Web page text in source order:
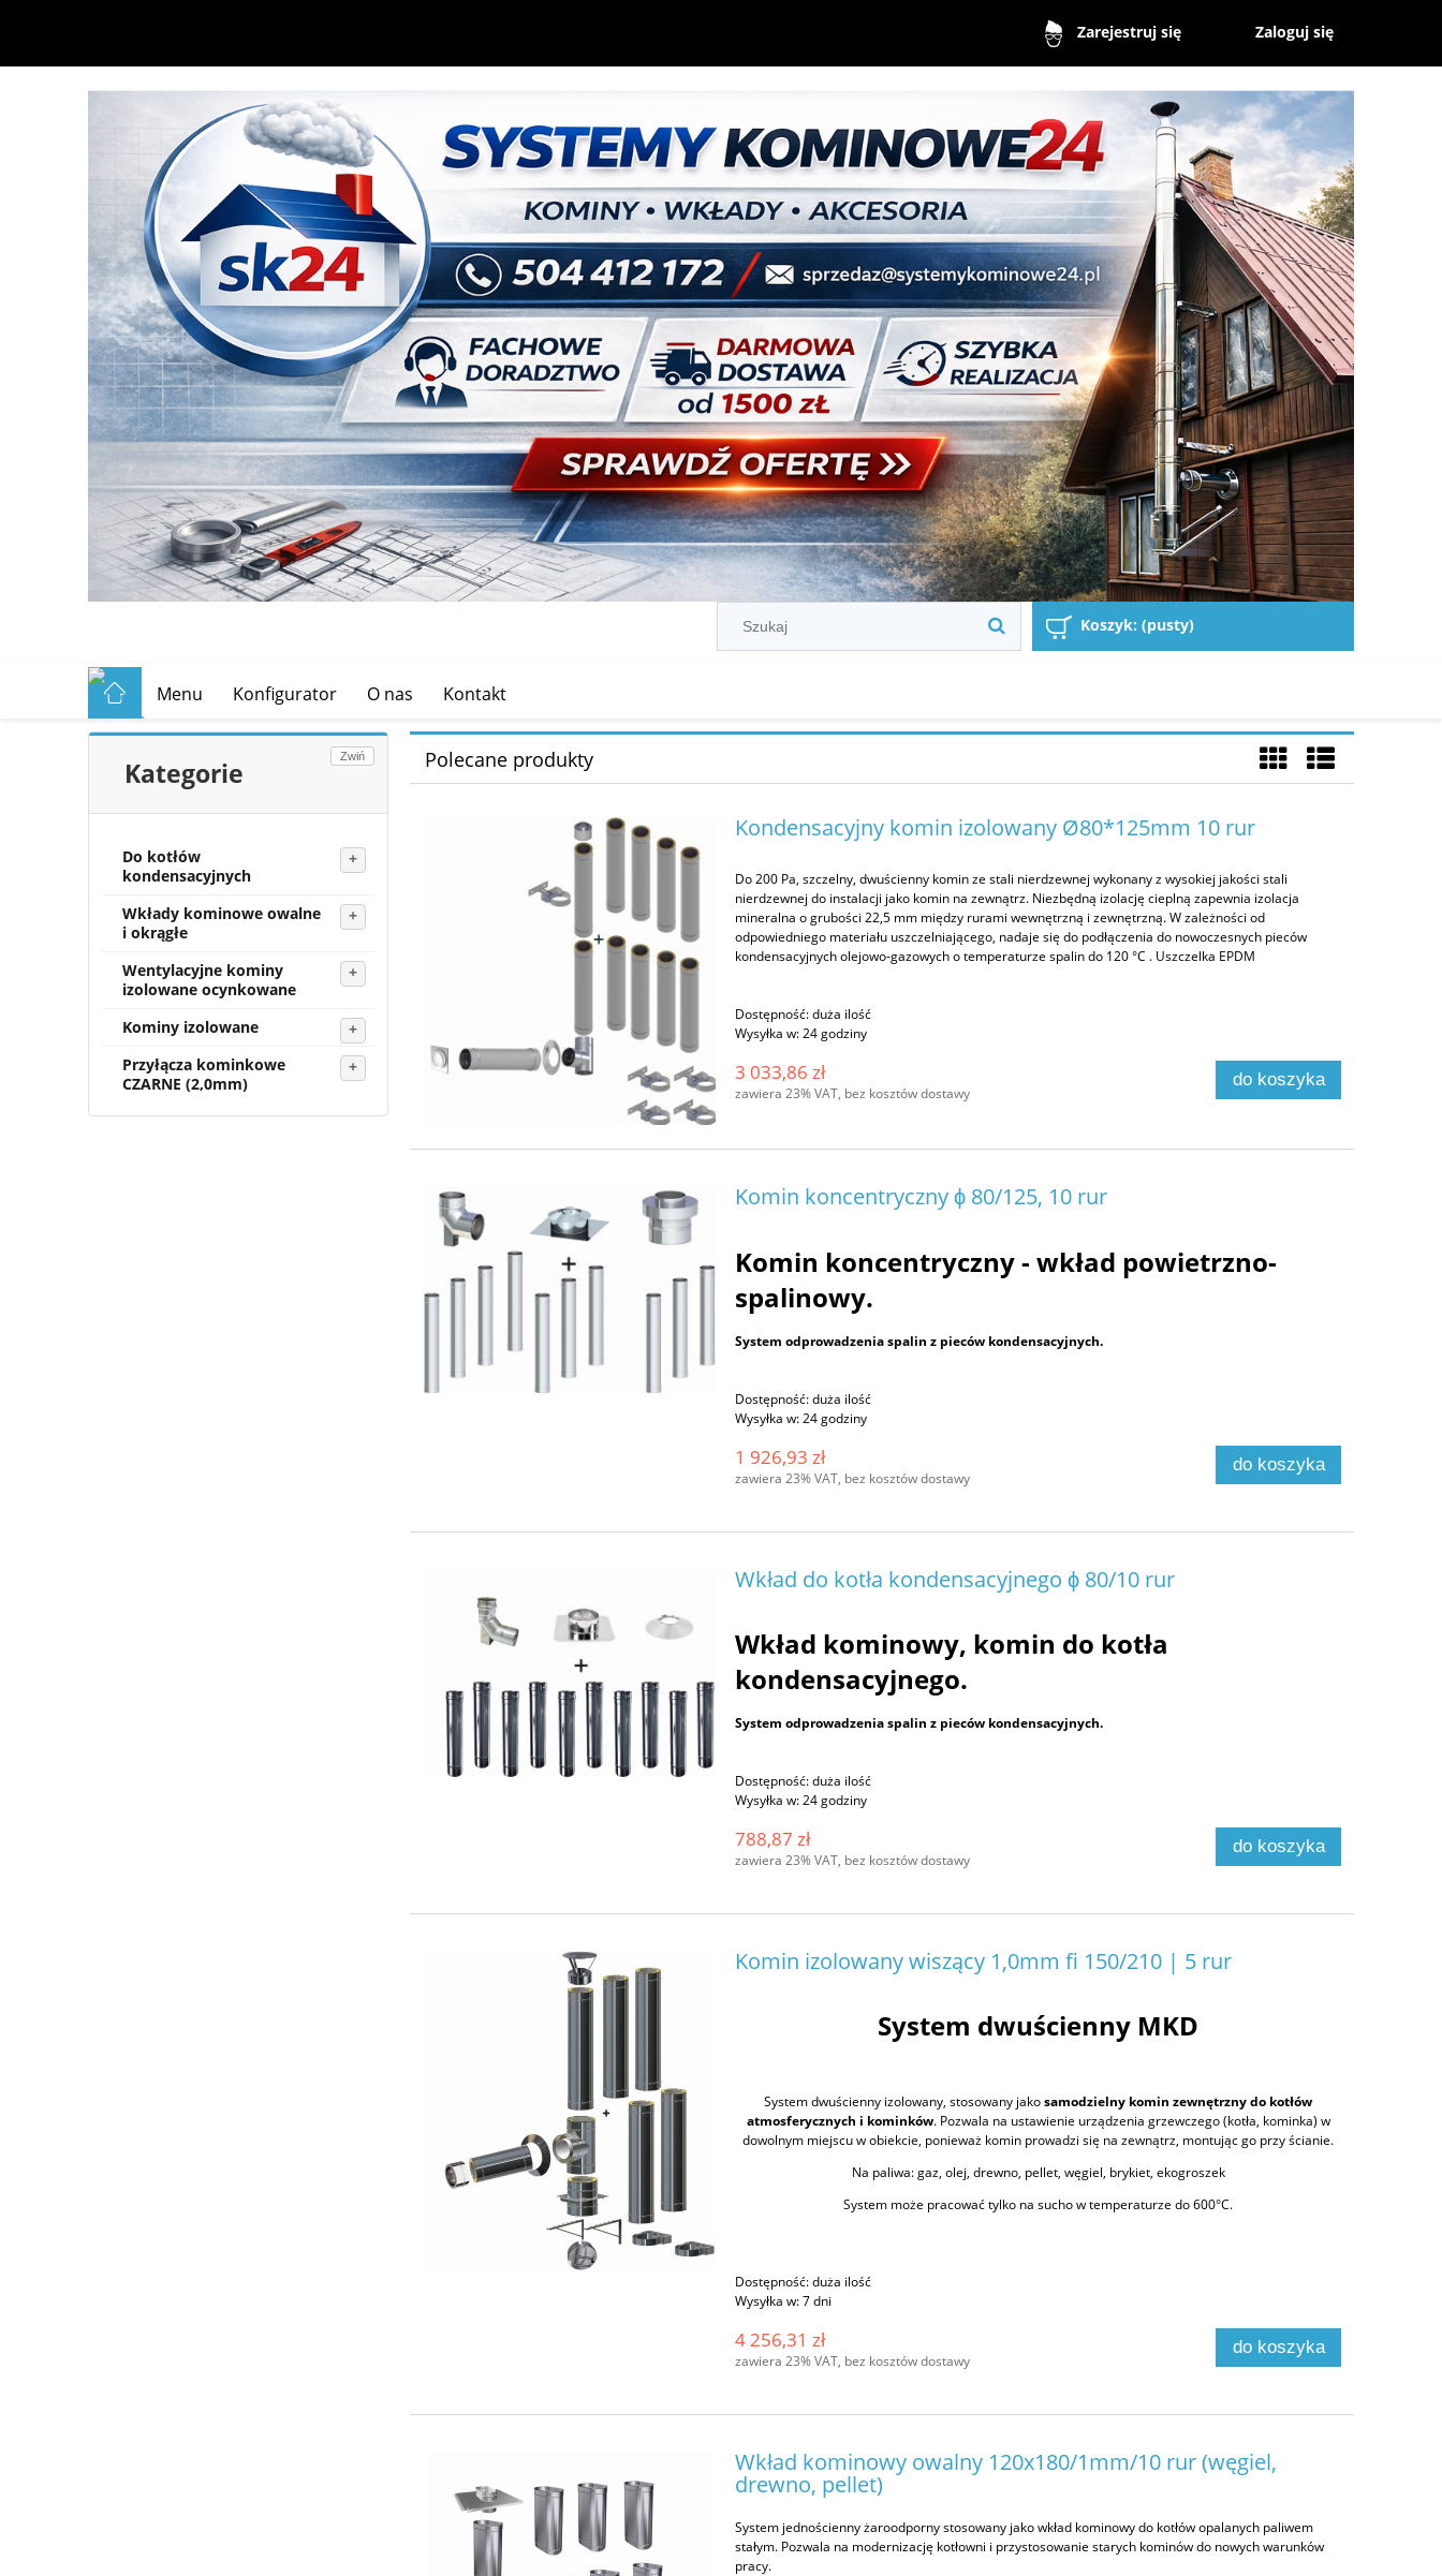
Zarejestruj się Zaloguj się
Koszyk: (pusty)
Menu Konfigurator O nas Kontakt
Kategorie
Zwiń
Do kotłów
kondensacyjnych
Wkłady kominowe owalne
i okrągłe
Wentylacyjne kominy
izolowane ocynkowane
Kominy izolowane
Przyłącza kominkowe
CZARNE (2,0mm)
Polecane produkty
Kondensacyjny komin izolowany Ø80*125mm 10 rur
Do 200 Pa, szczelny, dwuścienny komin ze stali nierdzewnej wykonany z wysokiej jakości stali
nierdzewnej do instalacji jako komin na zewnątrz. Niezbędną izolację cieplną zapewnia izolacja
mineralna o grubości 22,5 mm między rurami wewnętrzną i zewnętrzną. W zależności od
odpowiedniego materiału uszczelniającego, nadaje się do podłączenia do nowoczesnych pieców
kondensacyjnych olejowo-gazowych o temperaturze spalin do 120 °C . Uszczelka EPDM
Dostępność:duża ilość
Wysyłka w:24 godziny
3 033,86 zł
zawiera 23% VAT, bez kosztów dostawy
do koszyka
Komin koncentryczny ϕ 80/125, 10 rur
Komin koncentryczny - wkład powietrzno-
spalinowy.
System odprowadzenia spalin z pieców kondensacyjnych.
Dostępność:duża ilość
Wysyłka w:24 godziny
1 926,93 zł
zawiera 23% VAT, bez kosztów dostawy
do koszyka
Wkład do kotła kondensacyjnego ϕ 80/10 rur
Wkład kominowy, komin do kotła
kondensacyjnego.
System odprowadzenia spalin z pieców kondensacyjnych.
Dostępność:duża ilość
Wysyłka w:24 godziny
788,87 zł
zawiera 23% VAT, bez kosztów dostawy
do koszyka
Komin izolowany wiszący 1,0mm fi 150/210 | 5 rur
System dwuścienny MKD
System dwuścienny izolowany, stosowany jakosamodzielny komin zewnętrzny do kotłów
atmosferycznych i kominków. Pozwala na ustawienie urządzenia grzewczego (kotła, kominka) w
dowolnym miejscu w obiekcie, ponieważ komin prowadzi się na zewnątrz, montując go przy ścianie.
Na paliwa: gaz, olej, drewno, pellet, węgiel, brykiet, ekogroszek
System może pracować tylko na sucho w temperaturze do 600°C.
Dostępność:duża ilość
Wysyłka w:7 dni
4 256,31 zł
zawiera 23% VAT, bez kosztów dostawy
do koszyka
Wkład kominowy owalny 120x180/1mm/10 rur (węgiel,
drewno, pellet)
System jednościenny żaroodporny stosowany jako wkład kominowy do kotłów opalanych paliwem
stałym. Pozwala na modernizację kotłowni i przystosowanie starych kominów do nowych warunków
pracy.